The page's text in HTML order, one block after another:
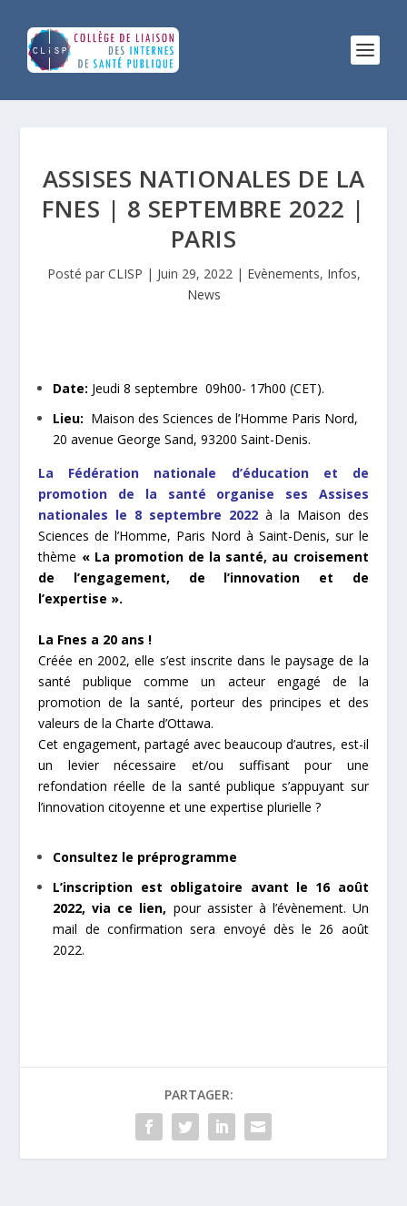
ASSISES NATIONALES DE LA
FNES | 8 SEPTEMBRE 2022 |
PARIS
Posté par CLISP | Juin 29, 2022| Evènements, Infos,
News
Date: Jeudi 8 septembre 09h00- 17h00 (CET).
Lieu: Maison des Sciences de l’Homme Paris Nord,
20 avenue George Sand, 93200 Saint-Denis.
La Fédération nationale d’éducation et de
promotion de la santé organise ses
Assises
nationales le 8 septembre 2022 à la Maison des
Sciences de l’Homme, Paris Nord à Saint-Denis, sur le
thème « La promotion de la santé, au croisement
de l’engagement, de l’innovation et de
l’expertise ».
La Fnes a 20 ans !
Créée en 2002, elle s’est inscrite dans le paysage de la
santé publique comme un acteur engagé de la
promotion de la santé, porteur des principes et des
valeurs de la Charte d’Ottawa.
Cet engagement, partagé avec beaucoup d’autres, est-il
un levier nécessaire et/ou suffisant pour une
refondation réelle de la santé publique s’appuyant sur
l’innovation citoyenne et une expertise plurielle ?
Consultez le préprogramme
L’inscription est obligatoire avant le 16 août
2022,via ce lien, pour assister à l’évènement. Un
mail de confirmation sera envoyé dès le 26 août
2022.
PARTAGER: